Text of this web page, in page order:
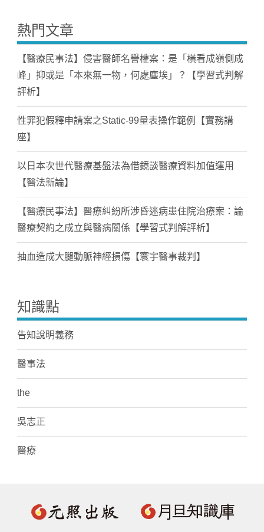
熱門文章
【醫療民事法】侵害醫師名譽權案：是「橫看成嶺側成
峰」抑或是「本來無一物，何處塵埃」？【學習式判解
評析】
性罪犯假釋申請案之Static-99量表操作範例【實務講
座】
以日本次世代醫療基盤法為借鏡談醫療資料加值運用
【醫法新論】
【醫療民事法】醫療糾紛所涉昏迷病患住院治療案：論
醫療契約之成立與醫病關係【學習式判解評析】
抽血造成大腿動脈神經損傷【寰宇醫事裁判】
知識點
告知說明義務
醫事法
the
吳志正
醫療